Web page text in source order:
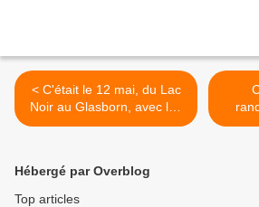
< C'était le 12 mai, du Lac
Noir au Glasborn, avec les
seniors
Hébergé par Overblog
Top articles